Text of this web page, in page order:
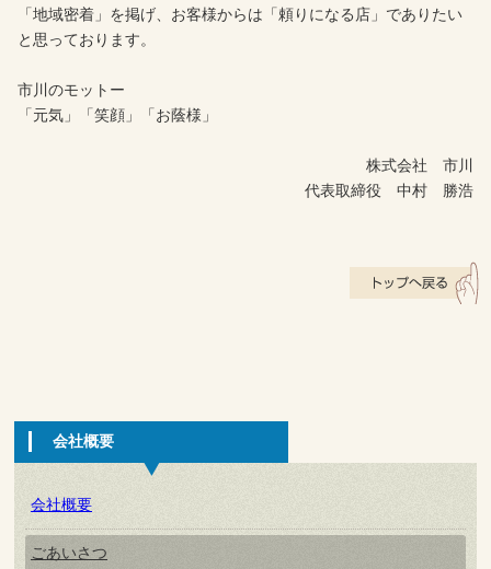
「地域密着」を掲げ、お客様からは「頼りになる店」でありたい
と思っております。
市川のモットー
「元気」「笑顔」「お蔭様」
株式会社 市川
代表取締役 中村 勝浩
会社概要
会社概要
ごあいさつ